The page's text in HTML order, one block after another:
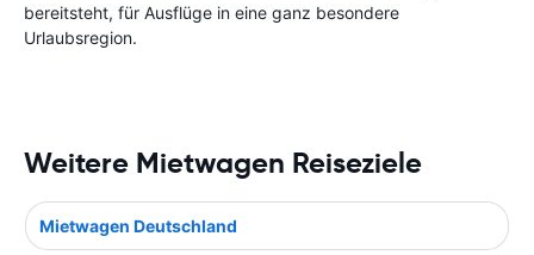
bereitsteht, für Ausflüge in eine ganz besondere
Urlaubsregion.
Weitere Mietwagen Reiseziele
Mietwagen Deutschland